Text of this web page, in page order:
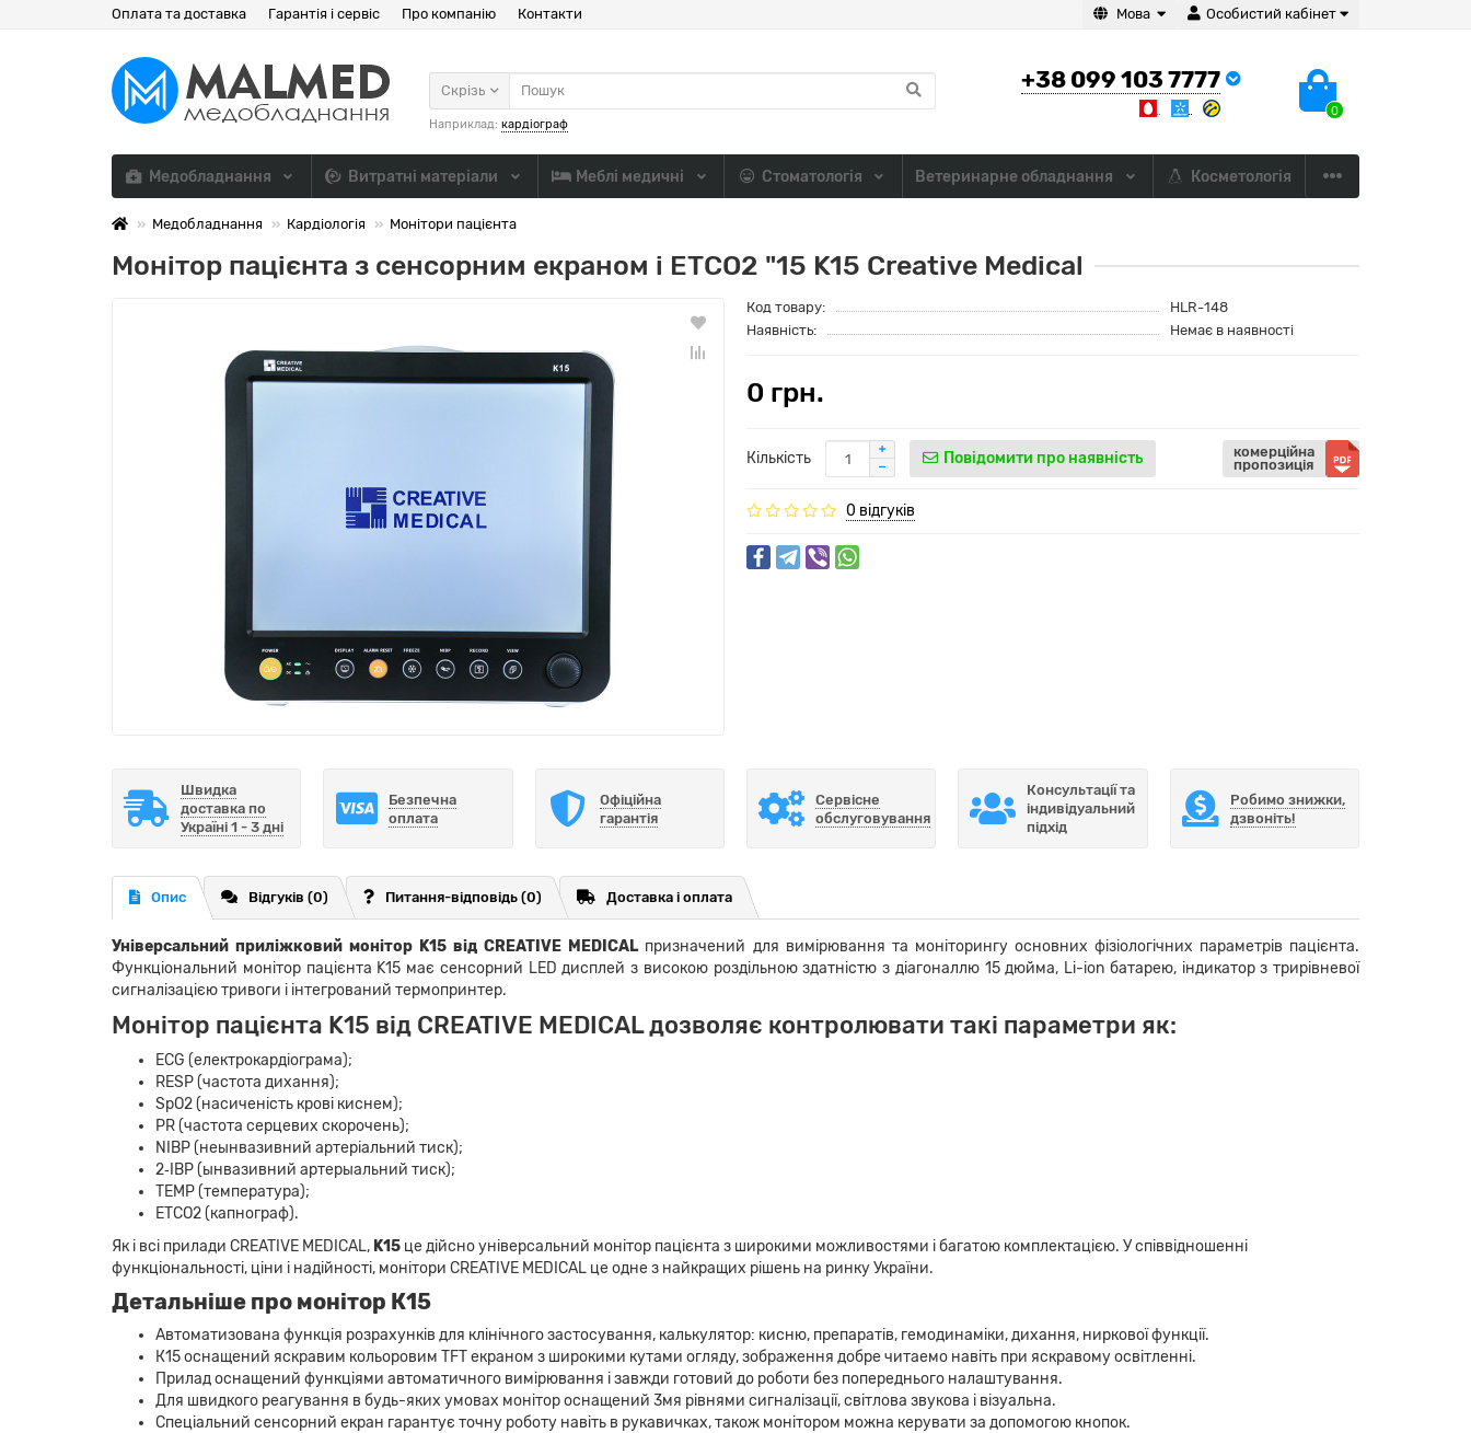
Особистий кабінет
Мова
Оплата та доставка Гарантія і сервіс Про компанію Контакти
+38 099 103 7777
0
Скрізь
Наприклад: кардіограф
Медобладнання Витратні матеріали Меблі медичні Стоматологія Ветеринарне обладнання Косметологія
Медобладнання Кардіологія Монітори пацієнта
Монітор пацієнта з сенсорним екраном і ETCO2 "15 K15 Creative Medical
Код товару:
HLR-148
Наявність:
Немає в наявності
0 грн.
Кількість Повідомити про наявність
комерційна
пропозиція
0 відгуків
Швидка
доставка по
Україні 1 - 3 дні
Безпечна
оплата
Офіційна
гарантія
Сервісне
обслуговування
Консультації та
індивідуальний
підхід
Робимо знижки,
дзвоніть!
Опис Відгуків (0) Питання-відповідь (0) Доставка і оплата
Універсальний приліжковий монітор K15 від CREATIVE MEDICAL призначений для вимірювання та моніторингу основних фізіологічних параметрів пацієнта.
Функціональний монітор пацієнта K15 має сенсорний LED дисплей з високою роздільною здатністю з діагоналлю 15 дюйма, Li-ion батарею, індикатор з трирівневої
сигналізацією тривоги і інтегрований термопринтер.
Монітор пацієнта K15 від CREATIVE MEDICAL дозволяє контролювати такі параметри як:
ECG (електрокардіограма);
RESP (частота дихання);
SpO2 (насиченість крові киснем);
PR (частота серцевих скорочень);
NIBP (неынвазивний артеріальний тиск);
2‐IBP (ынвазивний артерыальний тиск);
TEMP (температура);
ETCO2 (капнограф).
Як і всі прилади CREATIVE MEDICAL, K15 це дійсно універсальний монітор пацієнта з широкими можливостями і багатою комплектацією. У співвідношенні
функціональності, ціни і надійності, монітори CREATIVE MEDICAL це одне з найкращих рішень на ринку України.
Детальніше про монітор К15
Автоматизована функція розрахунків для клінічного застосування, калькулятор: кисню, препаратів, гемодинаміки, дихання, ниркової функції.
К15 оснащений яскравим кольоровим TFT екраном з широкими кутами огляду, зображення добре читаемо навіть при яскравому освітленні.
Прилад оснащений функціями автоматичного вимірювання і завжди готовий до роботи без попереднього налаштування.
Для швидкого реагування в будь-яких умовах монітор оснащений 3мя рівнями сигналізації, світлова звукова і візуальна.
Спеціальний сенсорний екран гарантує точну роботу навіть в рукавичках, також монітором можна керувати за допомогою кнопок.